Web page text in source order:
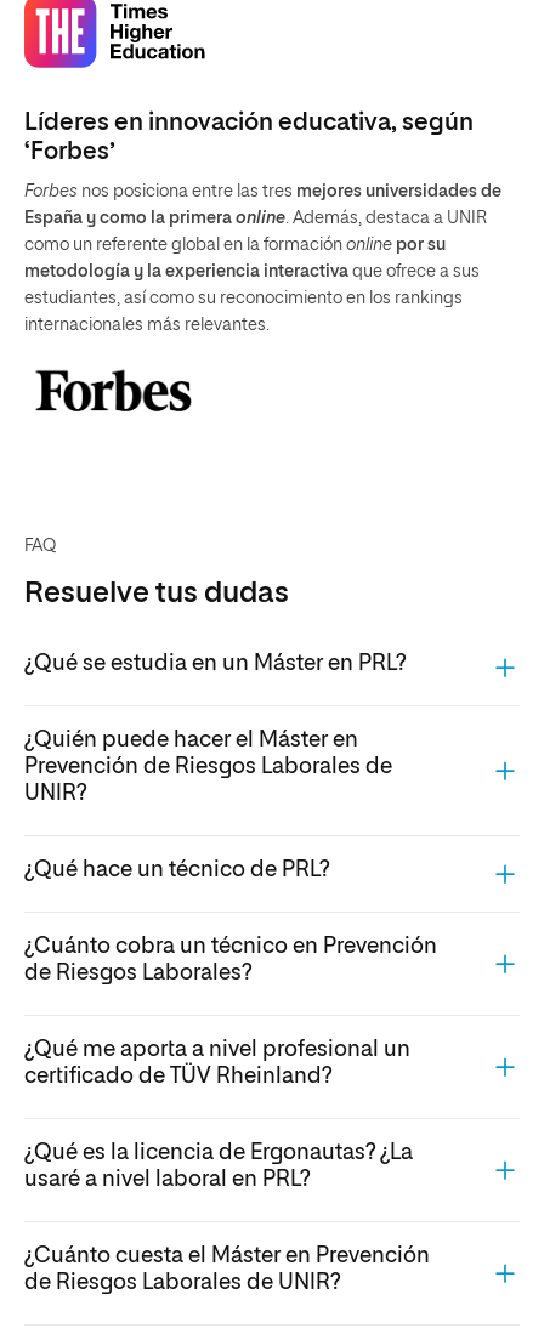
Líderes en innovación educativa, según
‘Forbes’
Forbes nos posiciona entre las tres mejores universidades de
España y como la primera online . Además, destaca a UNIR
como un referente global en la formación online por su
metodología y la experiencia interactiva que ofrece a sus
estudiantes, así como su reconocimiento en los rankings
internacionales más relevantes.
FAQ
Resuelve tus dudas
¿Qué se estudia en un Máster en PRL?
¿Quién puede hacer el Máster en
Prevención de Riesgos Laborales de
UNIR?
¿Qué hace un técnico de PRL?
¿Cuánto cobra un técnico en Prevención
de Riesgos Laborales?
¿Qué me aporta a nivel profesional un
certificado de TÜV Rheinland?
¿Qué es la licencia de Ergonautas? ¿La
usaré a nivel laboral en PRL?
¿Cuánto cuesta el Máster en Prevención
de Riesgos Laborales de UNIR?